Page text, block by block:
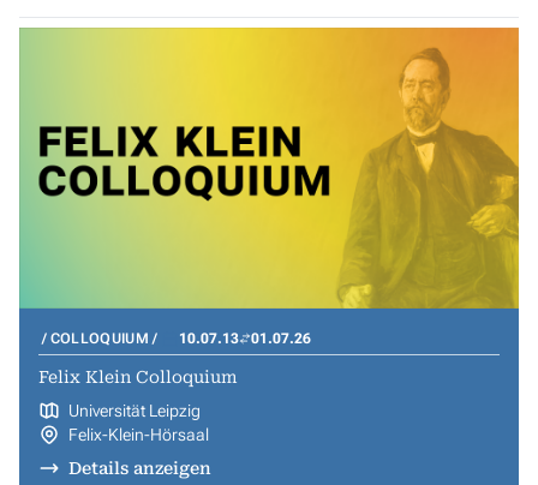
COLLOQUIUM 10.07.13 01.07.26
Felix Klein Colloquium
Universität Leipzig
Felix-Klein-Hörsaal
Details anzeigen